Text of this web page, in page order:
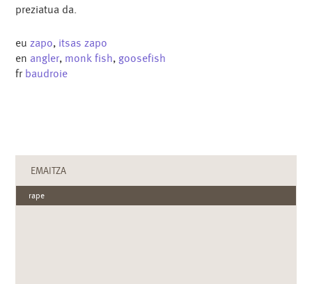
preziatua da.
euzapo, itsas zapo
en angler, monk fish, goosefish
fr baudroie
EMAITZA
rape